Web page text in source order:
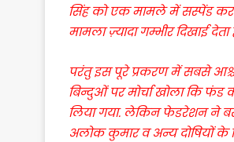
सिंह को एक मामले में सस्पेंड कर
मामला ज़्यादा गम्भीर दिखाई
परंतु इस पूरे प्रकरण में सबसे
बिन्दुओं पर मोर्चा खोला कि फंड
लिया गया. लेकिन फेडरेशन ने
अलोक कुमार व अन्य दोषियों के